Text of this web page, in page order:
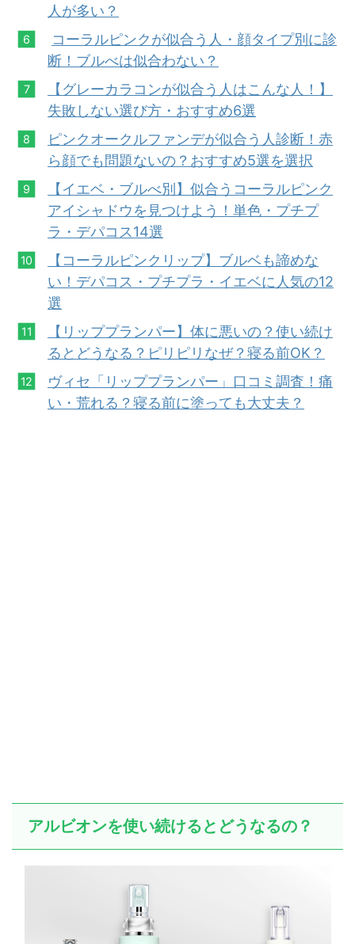
人が多い？
コーラルピンクが似合う人・顔タイプ別に診
断！ブルべは似合わない？
【グレーカラコンが似合う人はこんな人！】
失敗しない選び方・おすすめ6選
ピンクオークルファンデが似合う人診断！赤
ら顔でも問題ないの？おすすめ5選を選択
【イエベ・ブルべ別】似合うコーラルピンク
アイシャドウを見つけよう！単色 ・ プチプ
ラ・デパコス14選
【コーラルピンクリップ】ブルベも諦めな
い！デパコス・プチプラ・イエベに人気の12
選
【リッププランパー】体に悪いの？使い続け
るとどうなる？ピリピリなぜ？寝る前OK？
ヴィセ「リッププランパー」口コミ調査！痛
い・荒れる？寝る前に塗っても大丈夫？
アルビオンを使い続けるとどうなるの？